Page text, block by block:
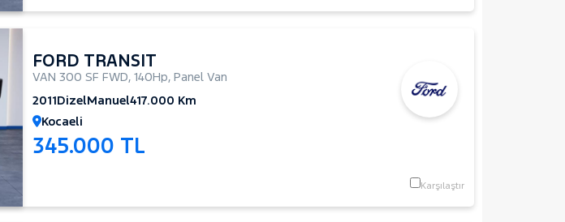
FORD TRANSIT
VAN 300 SF FWD, 140Hp, Panel Van
2011DizelManuel417.000 Km
Kocaeli
345.000 TL
Karşılaştır